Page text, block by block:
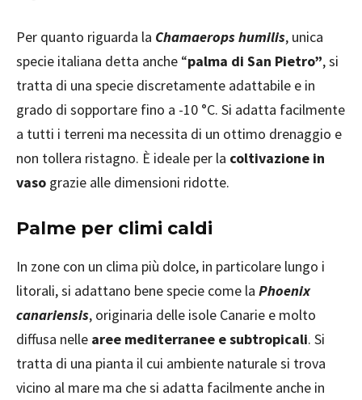
Per quanto riguarda la Chamaerops humilis, unica
specie italiana detta anche “palma di San Pietro”, si
tratta di una specie discretamente adattabile e in
grado di sopportare fino a -10 °C. Si adatta facilmente
a tutti i terreni ma necessita di un ottimo drenaggio e
non tollera ristagno. È ideale per la coltivazione in
vaso grazie alle dimensioni ridotte.
Palme per climi caldi
In zone con un clima più dolce, in particolare lungo i
litorali, si adattano bene specie come la Phoenix
canariensis, originaria delle isole Canarie e molto
diffusa nelle aree mediterranee e subtropicali. Si
tratta di una pianta il cui ambiente naturale si trova
vicino al mare ma che si adatta facilmente anche in